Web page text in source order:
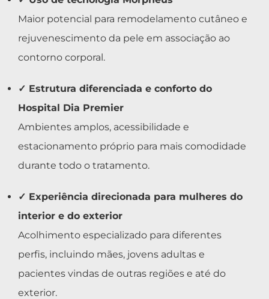
Maior potencial para remodelamento cutâneo e
rejuvenescimento da pele em associação ao
contorno corporal.
✓ Estrutura diferenciada e conforto do
Hospital Dia Premier
Ambientes amplos, acessibilidade e
estacionamento próprio para mais comodidade
durante todo o tratamento.
✓ Experiência direcionada para mulheres do
interior e do exterior
Acolhimento especializado para diferentes
perfis, incluindo mães, jovens adultas e
pacientes vindas de outras regiões e até do
exterior.